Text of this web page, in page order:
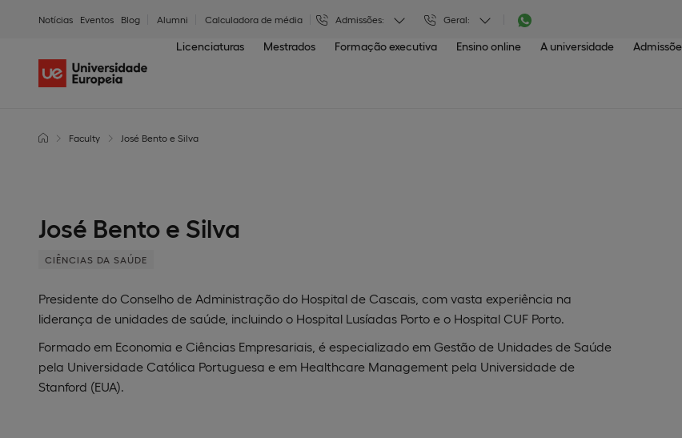
Notícias Eventos Blog Alumni Calculadora de média Admissões: Geral:
Licenciaturas Mestrados Formação executiva Ensino online A universidade
Faculty José Bento e Silva
José Bento e Silva
CIÊNCIAS DA SAÚDE
Presidente do Conselho de Administração do Hospital de Cascais, com vasta experiência na
liderança de unidades de saúde, incluindo o Hospital Lusíadas Porto e o Hospital CUF Porto.
Formado em Economia e Ciências Empresariais, é especializado em Gestão de Unidades de Saúde
pela Universidade Católica Portuguesa e em Healthcare Management pela Universidade de
Stanford (EUA).